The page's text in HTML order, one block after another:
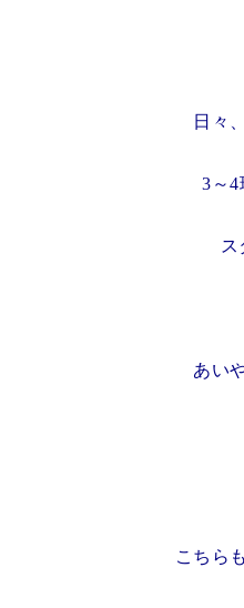
日々
3～4
あい
こちら